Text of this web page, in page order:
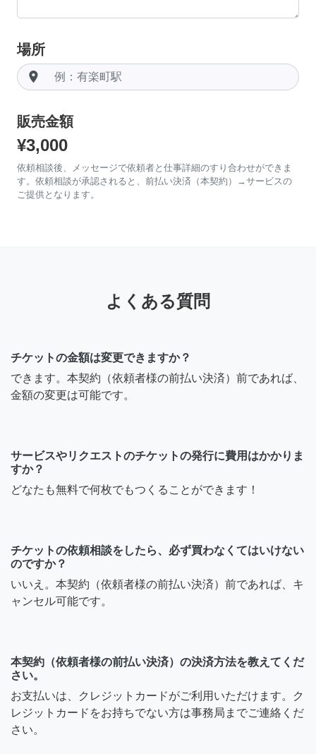
場所
room
販売金額
¥3,000
依頼相談後、メッセージで依頼者と仕事詳細のすり合わせができま
す。依頼相談が承認されると、前払い決済（本契約）→サービスの
ご提供となります。
よくある質問
チケットの金額は変更できますか？
できます。本契約（依頼者様の前払い決済）前であれば、
金額の変更は可能です。
サービスやリクエストのチケットの発行に費用はかかりま
すか？
どなたも無料で何枚でもつくることができます！
チケットの依頼相談をしたら、必ず買わなくてはいけない
のですか？
いいえ。本契約（依頼者様の前払い決済）前であれば、キ
ャンセル可能です。
本契約（依頼者様の前払い決済）の決済方法を教えてくだ
さい。
お支払いは、クレジットカードがご利用いただけます。ク
レジットカードをお持ちでない方は事務局までご連絡くだ
さい。